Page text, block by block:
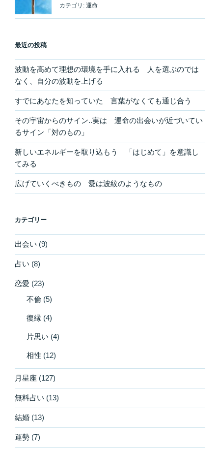
カテゴリ: 運命
最近の投稿
波動を高めて理想の環境を手に入れる 人を選ぶのでは
なく、自分の波動を上げる
すでにあなたを知っていた 言葉がなくても通じ合う
その宇宙からのサイン..実は 運命の出会いが近づいてい
るサイン「対のもの」
新しいエネルギーを取り込もう 「はじめて」を意識し
てみる
広げていくべきもの 愛は波紋のようなもの
カテゴリー
出会い (9)
占い (8)
恋愛 (23)
不倫 (5)
復縁 (4)
片思い (4)
相性 (12)
月星座 (127)
無料占い (13)
結婚 (13)
運勢 (7)